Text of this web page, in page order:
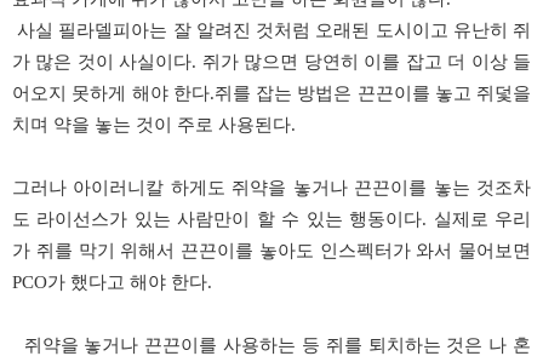
사실 필라델피아는 잘 알려진 것처럼 오래된 도시이고 유난히 쥐
가 많은 것이 사실이다. 쥐가 많으면 당연히 이를 잡고 더 이상 들
어오지 못하게 해야 한다.쥐를 잡는 방법은 끈끈이를 놓고 쥐덫을
치며 약을 놓는 것이 주로 사용된다.
그러나 아이러니칼 하게도 쥐약을 놓거나 끈끈이를 놓는 것조차
도 라이선스가 있는 사람만이 할 수 있는 행동이다. 실제로 우리
가 쥐를 막기 위해서 끈끈이를 놓아도 인스펙터가 와서 물어보면
PCO가 했다고 해야 한다.
쥐약을 놓거나 끈끈이를 사용하는 등 쥐를 퇴치하는 것은 나 혼